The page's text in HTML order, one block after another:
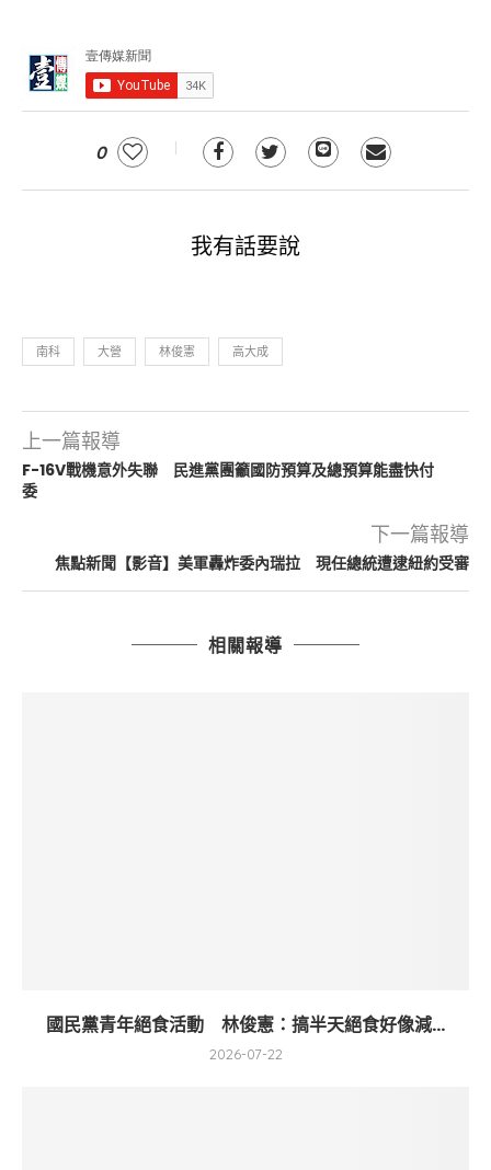
0
我有話要說
南科 大營 林俊憲 高大成
上一篇報導
F-16V戰機意外失聯 民進黨團籲國防預算及總預算能盡快付
委
下一篇報導
焦點新聞【影音】美軍轟炸委內瑞拉 現任總統遭逮紐約受審
相關報導
國民黨青年絕食活動 林俊憲：搞半天絕食好像減...
2026-07-22